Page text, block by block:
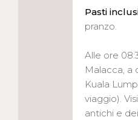
Pasti
pranzo.
Alle ore
Malacca, a
Kuala
viaggio).
antichi e